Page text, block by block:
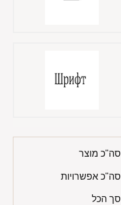
סה"כ מוצר
סה"כ אפשרויות
סך הכל